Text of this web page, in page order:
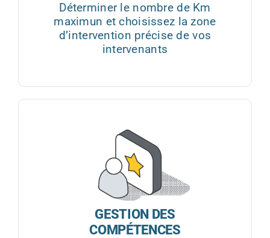
Déterminer le nombre de Km
maximun et choisissez la zone
d’intervention précise de vos
intervenants
GESTION DES
COMPÉTENCES